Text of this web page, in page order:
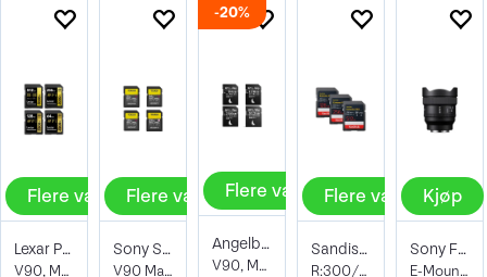
Flere valg
Lexar Pro 2000X SDXC UHS-II U3
V90, Max Read 300 - Write 260 MB/s
Flere valg
Sony SF-G Tough Series SDXC UHS-II
V90 Max Read 300 - Write 299 MB/s
20%
Flere valg
Angelbird AV PRO SD MK2 V90
V90, Max Read 300 - Write 280 MB/s
Flere valg
Sandisk SDXC Extreme Pro UHS-II V90
R:300/W:300
Kjøp
Sony FE 14mm f/1.8 GM
E-Mount Fullformat